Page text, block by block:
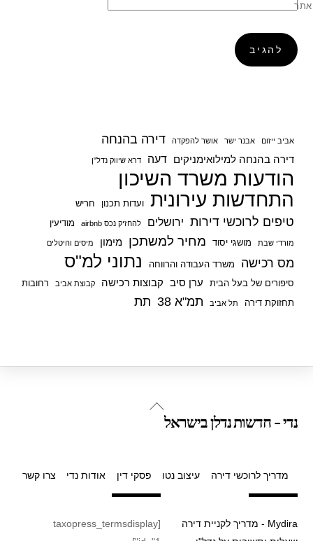
אתר
אביב ייזום אבנר ישר אושר להפקדה דירה בהנחה
דירה בהנחה למילואימניקים דעה דרא שיווק נדל"ן
הודעות משרד השיכון
התחדשות עירונית ועדות תכנון חריש
טיפים לרוכשי דירות ירושלים להחזיק נכס airbnb מודיעין
מורדי שבת מושגי יסוד מחיר למשתכן מימון מיסים והיטלים
מס רכישה משרד העבודה והרווחה נתוני למ"ס
סיפורים של בעל הבית ערן סיב קבוצות רכישה קבוצת אביב
רחובות
תחזוקת דירה
תל אביב תמ"א 38 תת
Back
נדי - חדשות נדלן בישראל
מדריך לרוכשי דירה עיצוב נטו פסקי דין אודות נדי צרו קשר
Mydira - מדריך לקניית דירה
[taxopress_termsdisplay